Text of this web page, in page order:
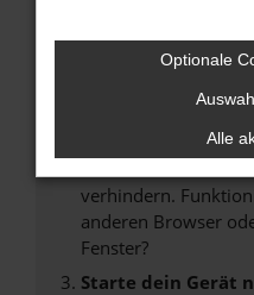
Laden andere
Prüfe deine
Manche
verhindern.
anderen Browser
Fenster?
Starte dein Gerät
Optionale
Alle